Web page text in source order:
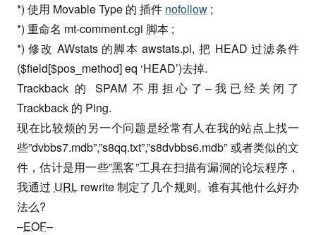
*) 使用 Movable Type 的 插件 nofollow ;
*) 重命名 mt-comment.cgi 脚本 ;
*) 修改 AWstats 的脚本 awstats.pl, 把 HEAD 过滤条件
($field[$pos_method] eq ‘HEAD’)去掉.
Trackback 的 SPAM 不用担心了–我已经关闭了
Trackback 的 Ping.
现在比较烦的另一个问题是经常有人在我的站点上找一
些”dvbbs7.mdb”,”s8qq.txt”,”s8dvbbs6.mdb” 或者类似的文
件，估计是用一些”黑客”工具在扫描有漏洞的论坛程序，
我通过 URLrewrite 制定了几个规则。谁有其他什么好办
法么?
–EOF–